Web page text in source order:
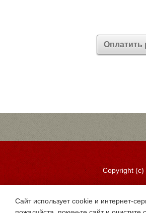
Оплатить
Copyright (c)
Сайт использует cookie и интернет-